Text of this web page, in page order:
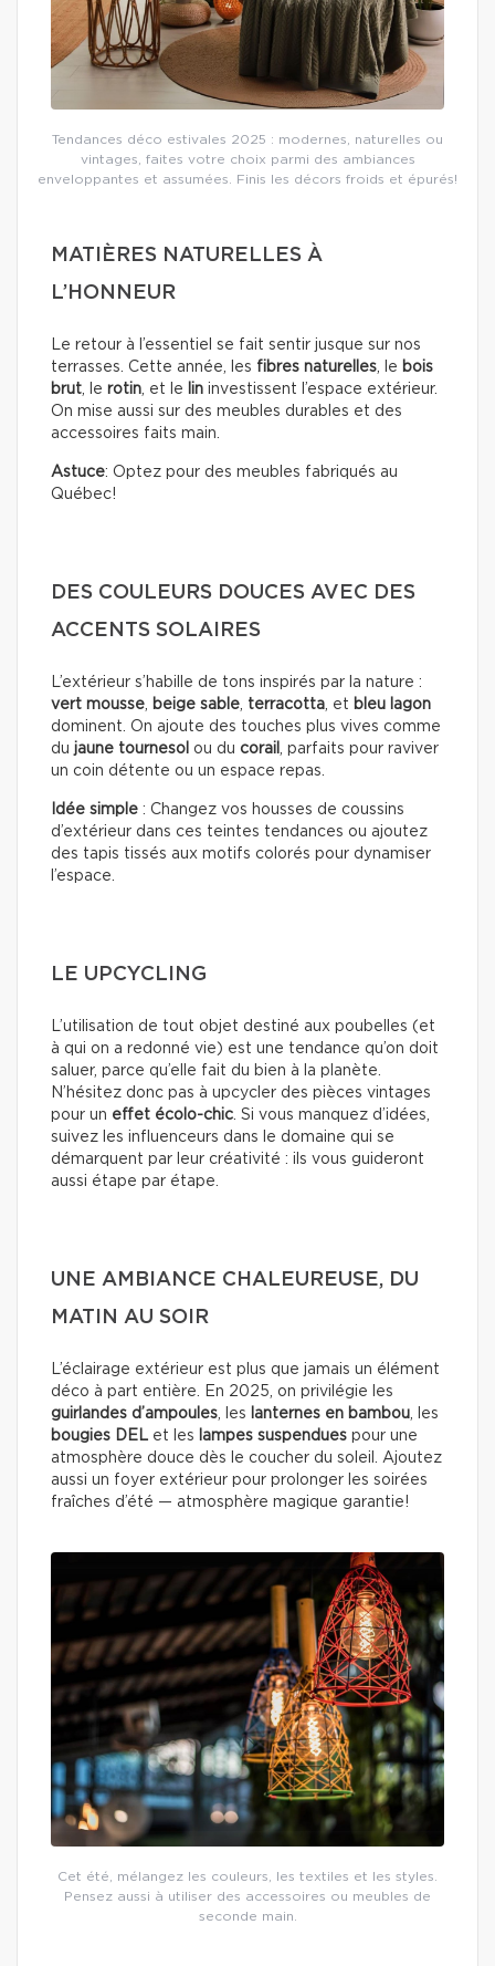
Tendances déco estivales 2025 : modernes, naturelles ou
vintages, faites votre choix parmi des ambiances
enveloppantes et assumées. Finis les décors froids et épurés!
MATIÈRES NATURELLES À
L’HONNEUR
Le retour à l’essentiel se fait sentir jusque sur nos
terrasses. Cette année, les fibres naturelles , le bois
brut , le rotin , et le lin investissent l’espace extérieur.
On mise aussi sur des meubles durables et des
accessoires faits main.
Astuce: Optez pour des meubles fabriqués au
Québec!
DES COULEURS DOUCES AVEC DES
ACCENTS SOLAIRES
L’extérieur s’habille de tons inspirés par la nature :
vert mousse
beige sable terracotta , et bleu lagon
dominent. On ajoute des touches plus vives comme
du jaune tournesol ou du corail
, parfaits pour raviver
un coin détente ou un espace repas.
Idée simple : Changez vos housses de coussins
d’extérieur dans ces teintes tendances ou ajoutez
des tapis tissés aux motifs colorés pour dynamiser
l’espace.
LE UPCYCLING
L’utilisation de tout objet destiné aux poubelles (et
à qui on a redonné vie) est une tendance qu’on doit
saluer, parce qu’elle fait du bien à la planète.
N’hésitez donc pas à upcycler des pièces vintages
pour un effet écolo-chic . Si vous manquez d’idées,
suivez les influenceurs dans le domaine qui se
démarquent par leur créativité : ils vous guideront
aussi étape par étape.
UNE AMBIANCE CHALEUREUSE, DU
MATIN AU SOIR
L’éclairage extérieur est plus que jamais un élément
déco à part entière. En 2025, on privilégie les
guirlandes d’ampoules , les lanternes en bambou , les
bougies DEL et les lampes suspendues pour une
atmosphère douce dès le coucher du soleil. Ajoutez
aussi un foyer extérieur pour prolonger les soirées
fraîches d’été — atmosphère magique garantie!
Cet été, mélangez les couleurs, les textiles et les styles.
Pensez aussi à utiliser des accessoires ou meubles de
seconde main.